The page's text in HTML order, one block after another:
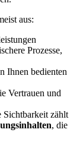
aus:
Prozesse,
Ihnen bedienten
Vertrauen und
Sichtbarkeit zählt
, die